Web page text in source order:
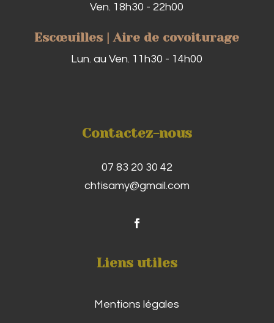
Ven. 18h30 - 22h00
Escœuilles | Aire de covoiturage
Lun. au Ven. 11h30 - 14h00
Contactez-nous
07 83 20 30 42
chtisamy@gmail.com
Liens utiles
Mentions légales